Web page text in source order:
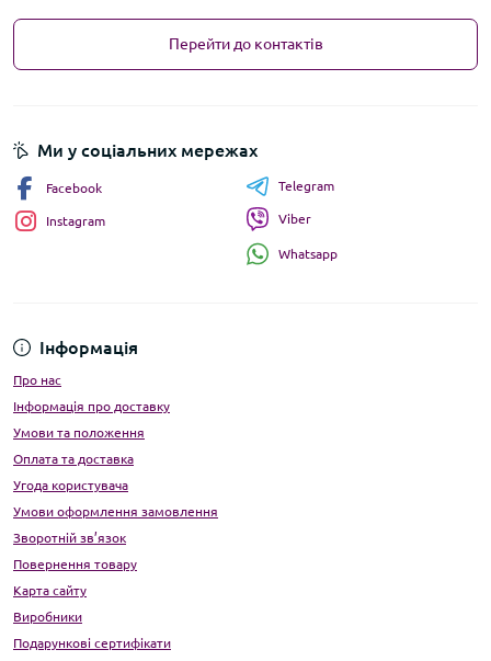
Перейти до контактів
Інформація
Про нас
Інформація про доставку
Умови та положення
Оплата та доставка
Угода користувача
Умови оформлення замовлення
Зворотній зв’язок
Повернення товару
Карта сайту
Виробники
Подарункові сертифікати
Ми у соціальних мережах
Facebook
Instagram
Telegram
Viber
Whatsapp